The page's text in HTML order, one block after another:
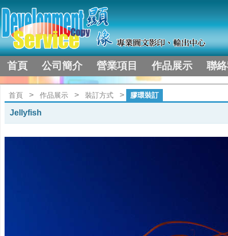
首頁 公司簡介 營業項目 作品展示 聯
首頁 > 作品展示 > 裝訂方式 > 膠環裝訂
Jellyfish